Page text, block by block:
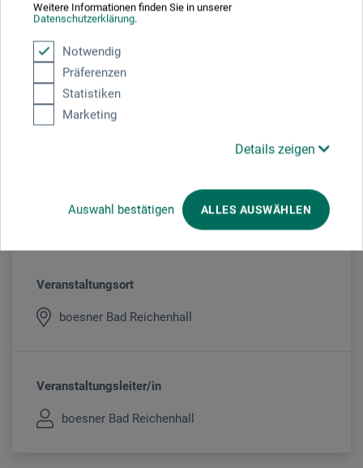
Weitere Informationen finden Sie in unserer
Datenschutzerklärung.
Notwendig
Präferenzen
Statistiken
Marketing
Details zeigen
Auswahl bestätigen ALLES AUSWÄHLEN
(Preis gilt für beide zusammen). Der Einstieg ist jederzeit
möglich.
Veranstaltungsdatum
29. Jul. 2026
Veranstaltung
Veranstaltungsort
boesner Bad Reichenhall
Veranstaltungsleiter/in
boesner Bad Reichenhall